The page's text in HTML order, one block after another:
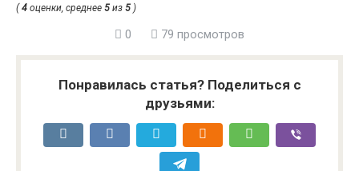
( 4 оценки, среднее 5 из 5 )
0 79 просмотров
Понравилась статья? Поделиться с
друзьями: